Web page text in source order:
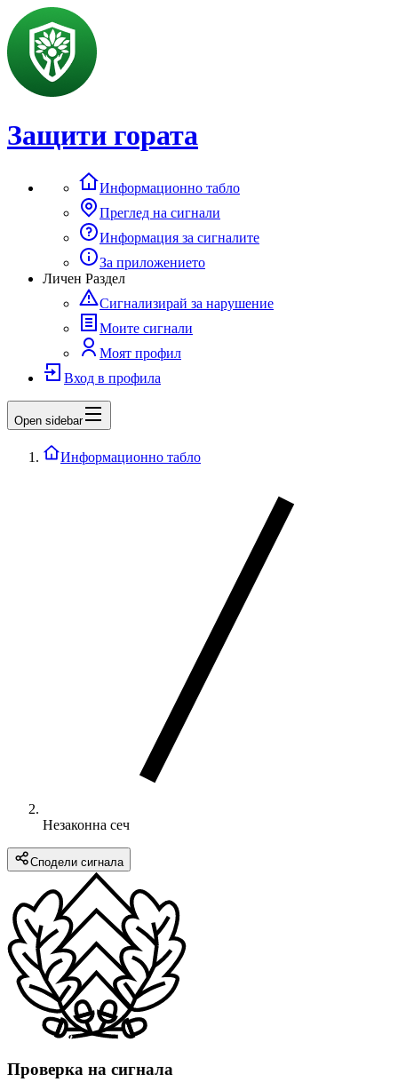
Защити гората
Информационно табло
Преглед на сигнали
Информация за сигналите
За приложението
Личен Раздел
Сигнализирай за нарушение
Моите сигнали
Моят профил
Вход в профила
Open sidebar
Информационно табло
Незаконна сеч
Сподели сигнала
Проверка на сигнала